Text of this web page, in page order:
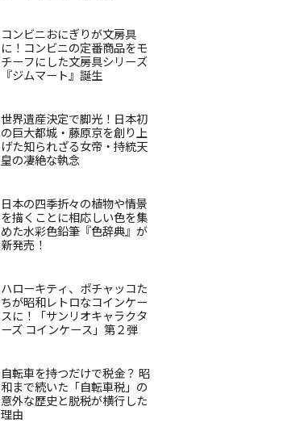
コンビニおにぎりが文房具
に！コンビニの定番商品をモ
チーフにした文房具シリーズ
『ジムマート』誕生
世界遺産決定で脚光！日本初
の巨大都城・藤原京を創り上
げた知られざる女帝・持統天
皇の凄絶な執念
日本の四季折々の植物や情景
を描くことに相応しい色を集
めた水彩色鉛筆『色辞典』が
新発売！
ハローキティ、ポチャッコた
ちが昭和レトロなコインケー
スに！「サンリオキャラクタ
ーズ コインケース」第２弾
自転車を持つだけで税金？ 昭
和まで続いた「自転車税」の
意外な歴史と脱税が横行した
理由